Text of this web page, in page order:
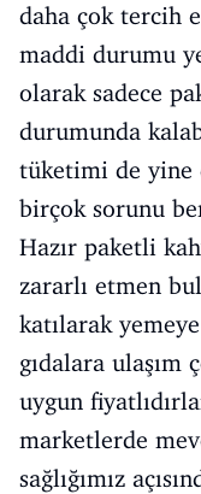
daha çok tercih
maddi durumu
olarak sadece
durumunda
tüketimi de yine
birçok sorunu
Hazır paketli
zararlı etmen
katılarak
gıdalara ulaşım
uygun
marketlerde
sağlığımız